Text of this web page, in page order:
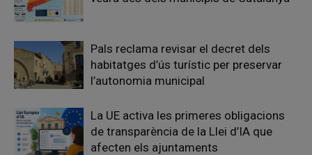
Pals reclama revisar el decret dels
habitatges d’ús turístic per preservar
l’autonomia municipal
La UE activa les primeres obligacions
de transparència de la Llei d’IA que
afecten els ajuntaments